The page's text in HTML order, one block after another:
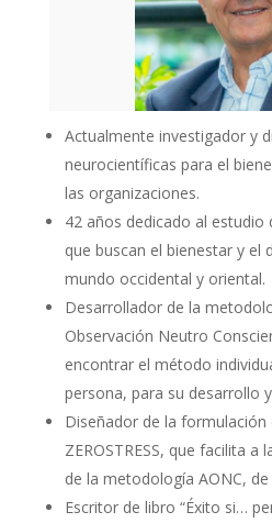
Actualmente investigador y
neurocientíficas para el
las organizaciones.
42 años dedicado al
que buscan el bienestar y el
mundo occidental y oriental.
Desarrollador de la
Observación Neutro
encontrar el método
persona, para su desarrollo
Diseñador de la formulación
ZEROSTRESS, que facilita a
de la metodología AONC,
Escritor de libro “Éxito si…